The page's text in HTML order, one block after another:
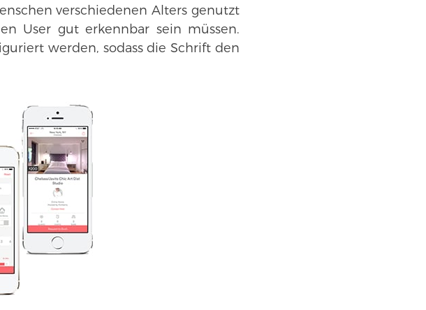
verschiedenen Alters genutzt
User gut erkennbar sein müssen.
werden, sodass die Schrift den